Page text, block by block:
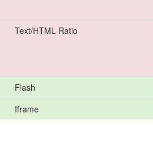
Text/HTML Ratio
Flash
Iframe